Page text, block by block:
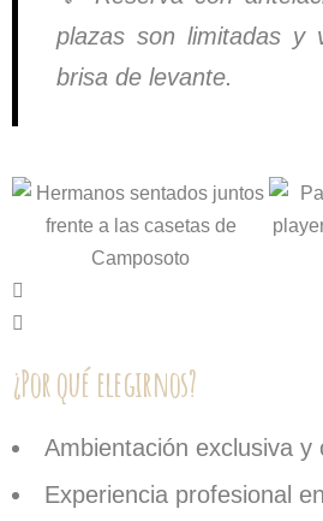
plazas son limitadas y
brisa de levante.
¿Por qué elegirnos?
Ambientación exclusiva y
Experiencia profesional